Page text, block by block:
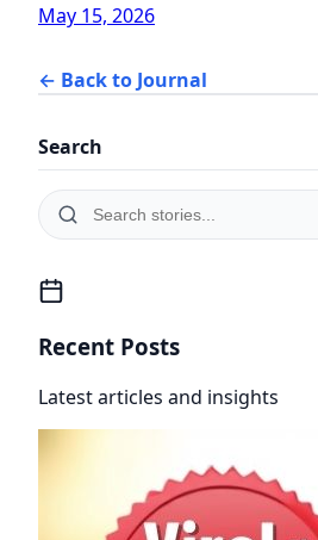
May 15, 2026
← Back to Journal
Search
Recent Posts
Latest articles and insights